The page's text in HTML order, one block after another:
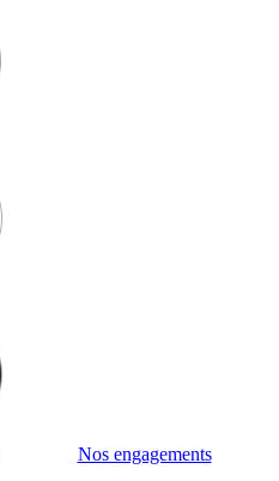
Nos engagements